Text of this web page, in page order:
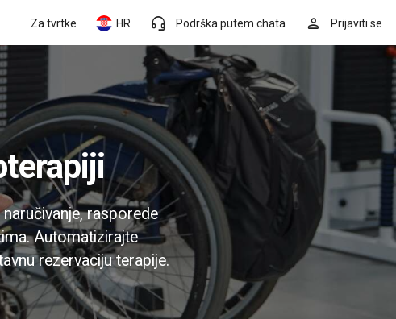
person Prijaviti se
headset_mic Podrška putem chata
HR
Za tvrtke
rasporede
Automatizirajte
rezervaciju terapije.